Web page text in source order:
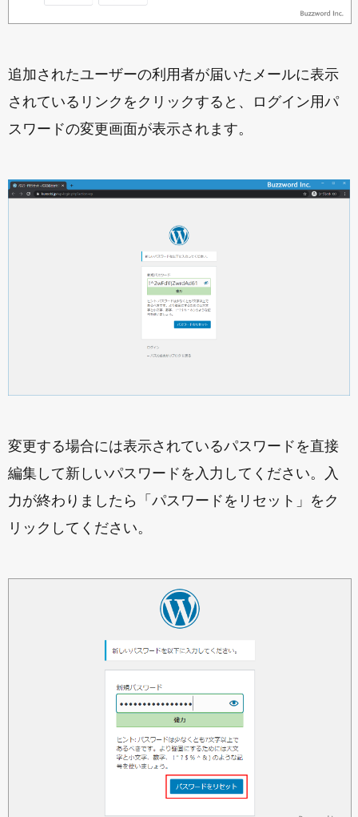
追加されたユーザーの利用者が届いたメールに表示
されているリンクをクリックすると、ログイン用パ
スワードの変更画面が表示されます。
変更する場合には表示されているパスワードを直接
編集して新しいパスワードを入力してください。入
力が終わりましたら「パスワードをリセット」をク
リックしてください。